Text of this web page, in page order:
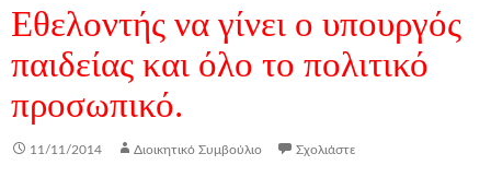
Εθελοντής να γίνει ο υπουργός
παιδείας και όλο το πολιτικό
προσωπικό.
11/11/2014 Διοικητικό Συμβούλιο Σχολιάστε